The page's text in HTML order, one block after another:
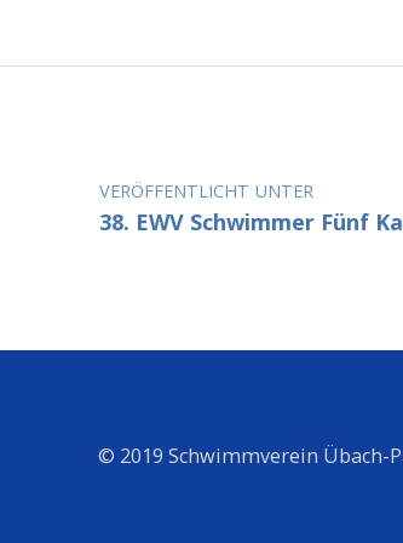
VERÖFFENTLICHT UNTER
38. EWV Schwimmer Fünf
© 2019 Schwimmverein Übach-